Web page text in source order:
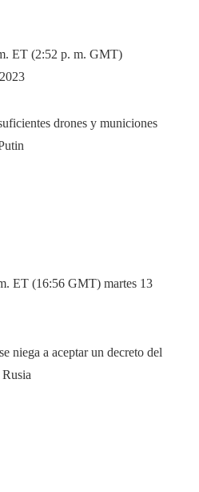
ET (2:52 p. m. GMT)
ET (16:56 GMT) martes 13